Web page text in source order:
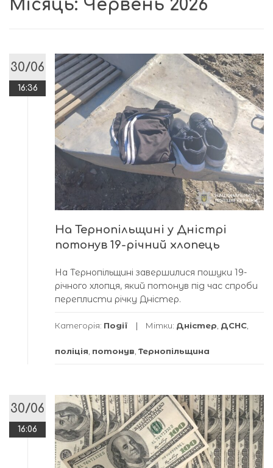
Місяць: Червень 2026
30/06
16:36
На Тернопільщині у Дністрі
потонув 19-річний хлопець
На Тернопільщині завершилися пошуки 19-
річного хлопця, який потонув під час спроби
переплисти річку Дністер.
Категорія: Події Мітки: Дністер, ДСНС,
поліція, потонув, Тернопільщина
30/06
16:06